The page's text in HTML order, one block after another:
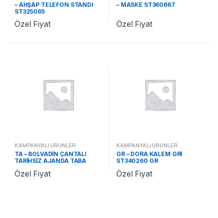
– AHŞAP TELEFON STANDI
ST325065
Özel Fiyat
– MASKE ST360667
Özel Fiyat
KAMPANYALI ÜRÜNLER
TA – BOLVADİN ÇANTALI
TARİHSİZ AJANDA TABA
ST370478 TA
Özel Fiyat
KAMPANYALI ÜRÜNLER
GR – DORA KALEM GRİ
ST340260 GR
Özel Fiyat